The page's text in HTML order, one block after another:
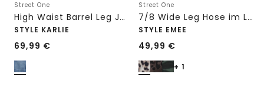
Street One
High Waist Barrel Leg Jeans im Loose Fit
STYLE KARLIE
69,99 €
Street One
7/8 Wide Leg Hose im Loose Fit mit Print
STYLE EMEE
49,99 €
+ 1